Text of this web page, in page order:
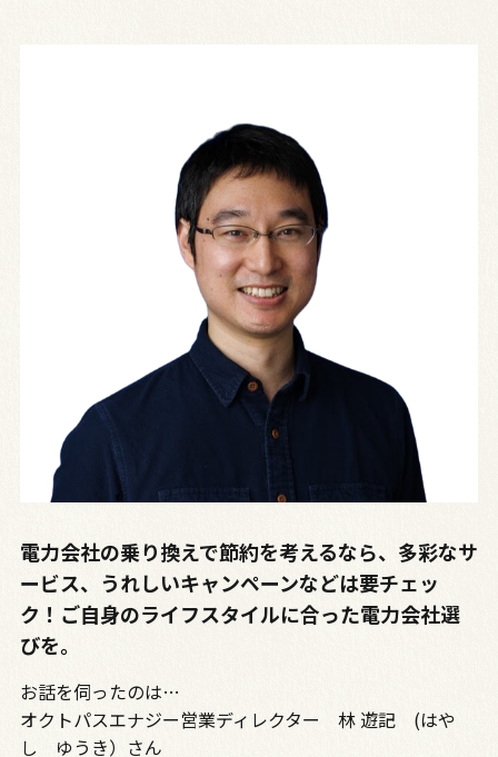
電力会社の乗り換えで節約を考えるなら、多彩なサ
ービス、うれしいキャンペーンなどは要チェッ
ク！ご自身のライフスタイルに合った電力会社選
びを。
お話を伺ったのは…
オクトパスエナジー営業ディレクター 林 遊記 (はや
し ゆうき）さん